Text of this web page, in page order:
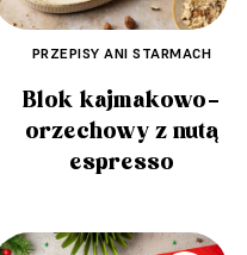
PRZEPISY ANI STARMACH
Blok kajmakowo–
orzechowy z nutą
espresso